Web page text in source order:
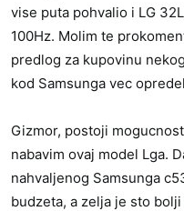
vise puta pohvalio i LG
100Hz. Molim te
predlog za kupovinu
kod Samsunga vec
Gizmor, postoji
nabavim ovaj model Lga.
nahvaljenog Samsunga
budzeta, a zelja je sto